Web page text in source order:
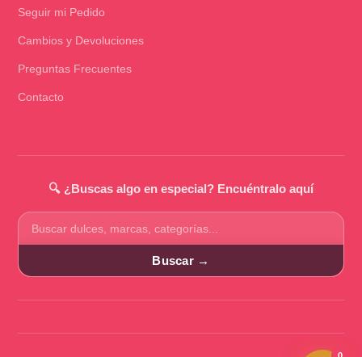
Seguir mi Pedido
Cambios y Devoluciones
Preguntas Frecuentes
Contacto
🔍 ¿Buscas algo en especial? Encuéntralo aquí
Buscar
productos
Buscar →
0